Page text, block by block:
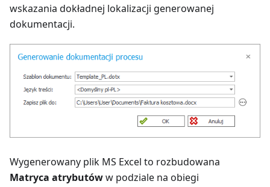
wskazania dokładnej lokalizacji generowanej
dokumentacji.
Wygenerowany plik MS Excel to rozbudowana
Matryca atrybutóww podziale na obiegi